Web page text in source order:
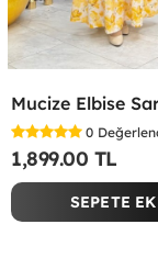
Mucize Elbise
0
1,899.00 TL
SEPETE